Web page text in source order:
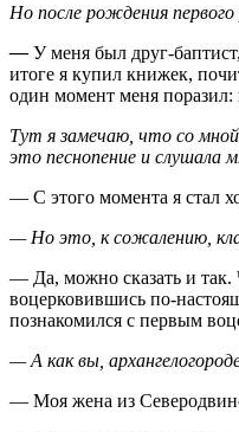
Но после рождения
— У меня был друг-
итоге я купил книжек,
один момент меня
Тут я замечаю, что со
это песнопение и слушала
— С этого момента я стал
— Но это, к сожалению,
— Да, можно сказать и так.
воцерковившись по-
познакомился с первым
— А как вы,
— Моя жена из